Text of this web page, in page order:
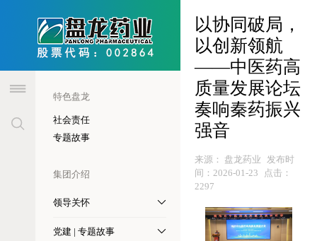
特色盘龙
社会责任
专题故事
集团介绍
领导关怀
党建 | 专题故事
以协同破局，
以创新领航
——中医药高
质量发展论坛
奏响秦药振兴
强音
来源： 盘龙药业 发布时
间： 2026-01-23
点击：
2297